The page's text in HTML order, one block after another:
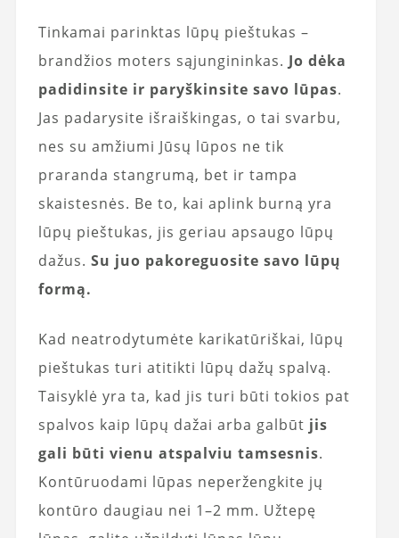
Tinkamai parinktas lūpų pieštukas –
brandžios moters sąjungininkas. Jo dėka
padidinsite ir paryškinsite savo lūpas.
Jas padarysite išraiškingas, o tai svarbu,
nes su amžiumi Jūsų lūpos ne tik
praranda stangrumą, bet ir tampa
skaistesnės. Be to, kai aplink burną yra
lūpų pieštukas, jis geriau apsaugo lūpų
dažus. Su juo pakoreguosite savo lūpų
formą.
Kad neatrodytumėte karikatūriškai, lūpų
pieštukas turi atitikti lūpų dažų spalvą.
Taisyklė yra ta, kad jis turi būti tokios pat
spalvos kaip lūpų dažai arba galbūt jis
gali būti vienu atspalviu tamsesnis.
Kontūruodami lūpas neperžengkite jų
kontūro daugiau nei 1–2 mm. Užtepę